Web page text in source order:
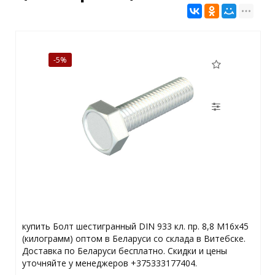
-5%
купить Болт шестигранный DIN 933 кл. пр. 8,8 M16x45
(килограмм) оптом в Беларуси со склада в Витебске.
Доставка по Беларуси бесплатно. Скидки и цены
уточняйте у менеджеров +375333177404.